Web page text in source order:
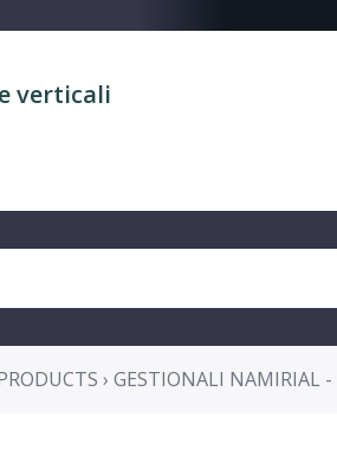
verticali
› GESTIONALI NAMIRIAL